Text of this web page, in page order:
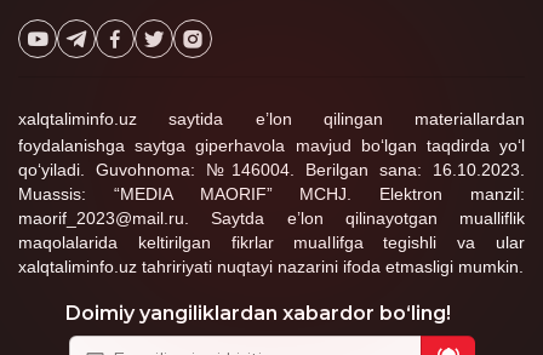
xalqtaliminfo.uz saytida e’lon qilingan materiallardan
foydalanishga saytga giperhavola mavjud bo‘lgan taqdirda yo‘l
qo‘yiladi. Guvohnoma: №146004. Berilgan sana: 16.10.2023.
Muassis: “MEDIA MAORIF” MCHJ. Elektron manzil:
maorif_2023@mail.ru. Saytda e’lon qilinayotgan mualliflik
maqolalarida keltirilgan fikrlar muallifga tegishli va ular
xalqtaliminfo.uz tahririyati nuqtayi nazarini ifoda etmasligi mumkin.
Doimiy yangiliklardan xabardor bo‘ling!